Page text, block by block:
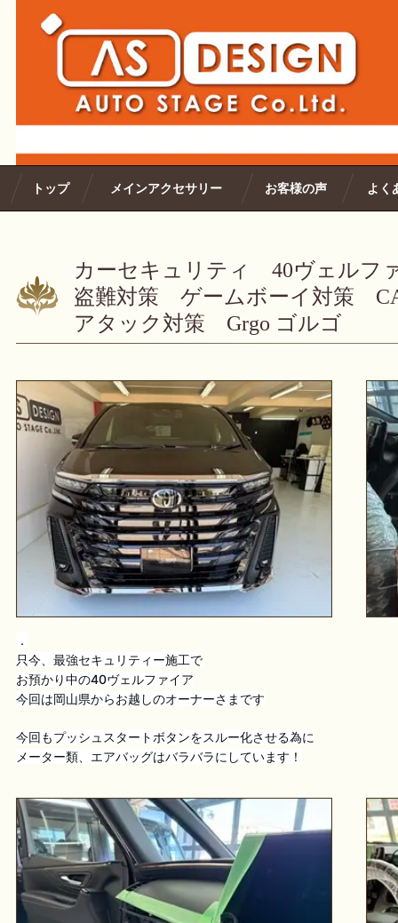
トップ メインアクセサリー お客様の声 よく
カーセキュリティ 40ヴェル
盗難対策 ゲームボーイ対策
アタック対策 Grgo ゴルゴ
．
只今、最強セキュリティー施工で
お預かり中の40ヴェルファイア
今回は岡山県からお越しのオーナーさまです
今回もプッシュスタートボタンをスルー化させる為に
メーター類、エアバッグはバラバラにしています！